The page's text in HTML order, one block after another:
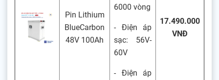
Pin Lithium
BlueCarbon
48V 100Ah
6000 vòng
- Điện áp
sạc: 56V-
60V
- Điện áp
17.490.000
VNĐ